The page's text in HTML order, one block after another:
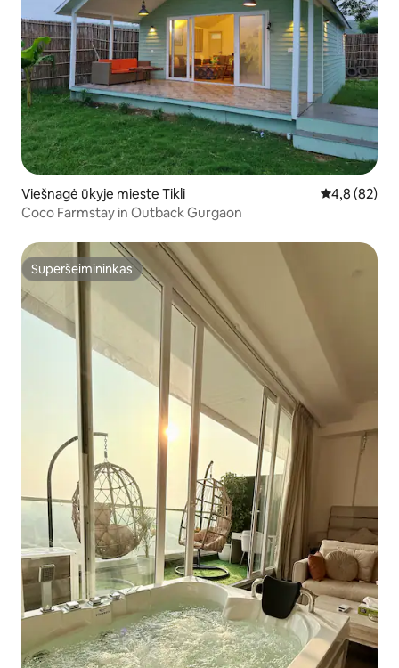
Viešnagė ūkyje mieste Tikli Vidutinis
4,8 (82)
Coco Farmstay in Outback Gurgaon
Superšeimininkas
Superšeimininkas